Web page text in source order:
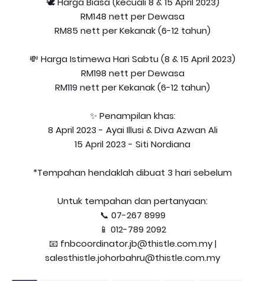
RM148 nett per Dewasa
RM85 nett per Kekanak (6-12 tahun)
💸 Harga Istimewa Hari Sabtu (8 & 15 April 2023)
RM198 nett per Dewasa
RM119 nett per Kekanak (6-12 tahun)
✨ Penampilan khas:
8 April 2023 - Ayai Illusi & Diva Azwan Ali
15 April 2023 - Siti Nordiana
*Tempahan hendaklah dibuat 3 hari sebelum
Untuk tempahan dan pertanyaan:
📞 07-267 8999
📱 012-789 2092
📧 fnbcoordinator.jb@thistle.com.my |
salesthistle.johorbahru@thistle.com.my